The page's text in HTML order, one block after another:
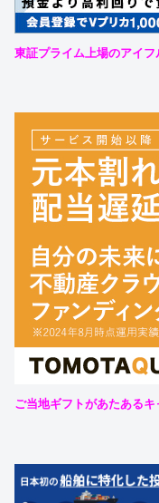
東証プライム上場のアイ
ご当地ギフトがあたある